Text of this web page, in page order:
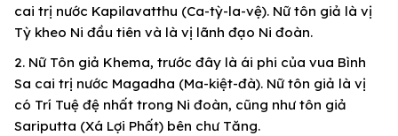
cai trị nước Kapilavatthu (Ca-tỳ-la-vệ). Nữ tôn giả là vị
Tỳ kheo Ni đầu tiên và là vị lãnh đạo Ni đoàn.
2. Nữ Tôn giả Khema, trước đây là ái phi của vua Bình
Sa cai trị nước Magadha (Ma-kiệt-đà). Nữ tôn giả là vị
có Trí Tuệ đệ nhất trong Ni đoàn, cũng như tôn giả
Sariputta (Xá Lợi Phất) bên chư Tăng.